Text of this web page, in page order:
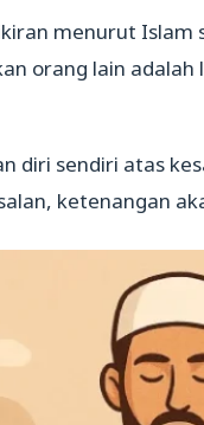
menurut
orang lain
diri sendiri atas
ketenangan